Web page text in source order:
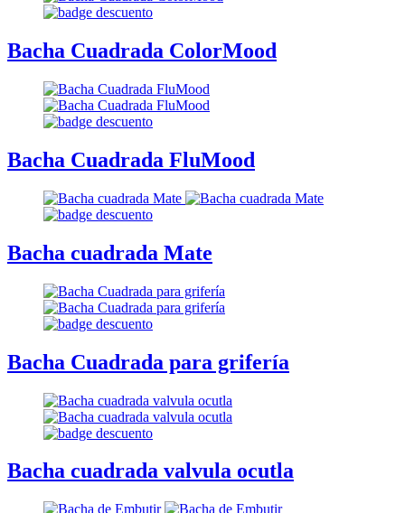
Bacha Cuadrada ColorMood
Bacha Cuadrada FluMood
Bacha cuadrada Mate
Bacha Cuadrada para grifería
Bacha cuadrada valvula ocutla